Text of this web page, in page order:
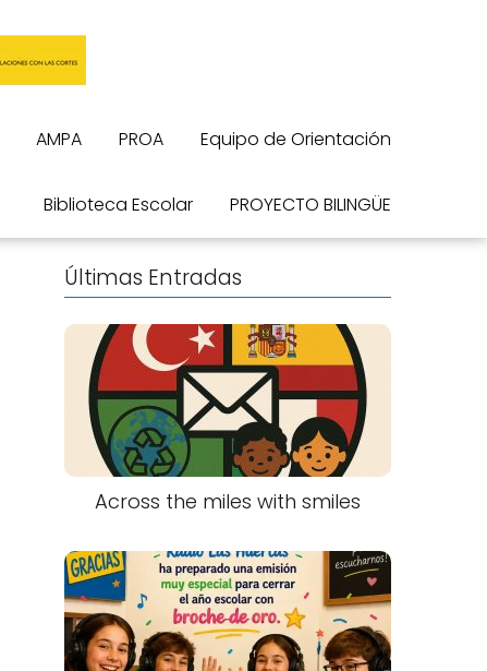
AMPA PROA Equipo de Orientación
Biblioteca Escolar PROYECTO BILINGÜE
Últimas Entradas
Across the miles with smiles